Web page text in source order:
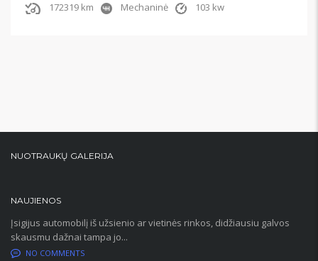
172319 km Mechaninė 103 kw
NUOTRAUKŲ GALERIJA
NAUJIENOS
Įsigijus automobilį iš užsienio ar vietinės rinkos, didžiausiu galvos
skausmu dažnai tampa jo...
NO COMMENTS